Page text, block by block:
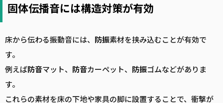
固体伝播音には構造対策が有効
床から伝わる振動音には、 防振素材を挟み込むことが有効で
す。
例えば防音マット、 防音カーペット、 防振ゴムなどがありま
す。
これらの素材を床の下地や家具の脚に設置することで、衝撃が